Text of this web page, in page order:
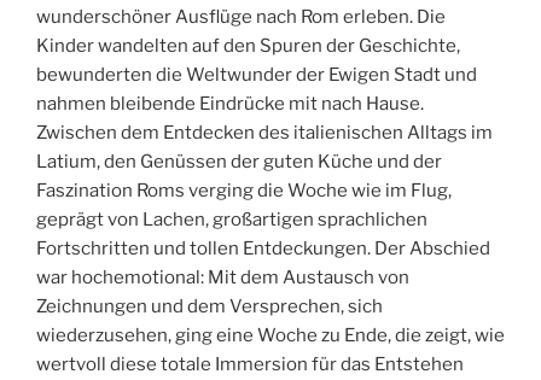
wunderschöner Ausflüge nach Rom erleben. Die
Kinder wandelten auf den Spuren der Geschichte,
bewunderten die Weltwunder der Ewigen Stadt und
nahmen bleibende Eindrücke mit nach Hause.
Zwischen dem Entdecken des italienischen Alltags im
Latium, den Genüssen der guten Küche und der
Faszination Roms verging die Woche wie im Flug,
geprägt von Lachen, großartigen sprachlichen
Fortschritten und tollen Entdeckungen. Der Abschied
war hochemotional: Mit dem Austausch von
Zeichnungen und dem Versprechen, sich
wiederzusehen, ging eine Woche zu Ende, die zeigt, wie
wertvoll diese totale Immersion für das Entstehen